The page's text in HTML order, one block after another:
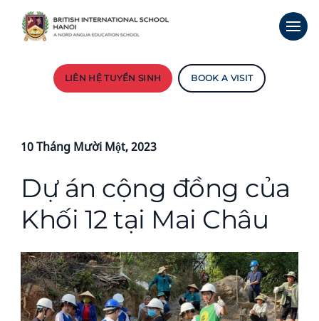
LIÊN HỆ TUYỂN SINH BOOK A VISIT
10 Tháng Mười Một, 2023
Dự án cộng đồng của
Khối 12 tại Mai Châu